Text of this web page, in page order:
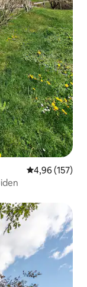
Gemiddelde
4,96 (157)